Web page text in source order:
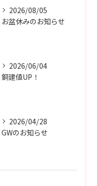
2026/08/05
お盆休みのお知らせ
2026/06/04
銅建値UP！
2026/04/28
GWのお知らせ